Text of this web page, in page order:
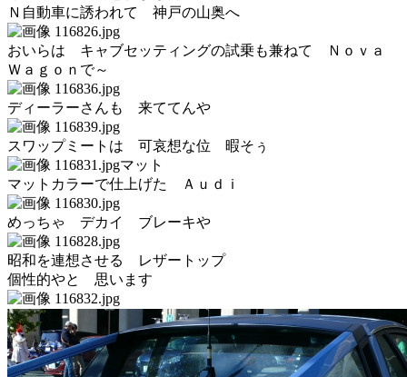
Ｎ自動車に誘われて 神戸の山奥へ
おいらは キャブセッティングの試乗も兼ねて Ｎｏｖａ
Ｗａｇｏｎで～
ディーラーさんも 来ててんや
スワップミートは 可哀想な位 暇そぅ
マット
マットカラーで仕上げた Ａｕｄｉ
めっちゃ デカイ ブレーキや
昭和を連想させる レザートップ
個性的やと 思います